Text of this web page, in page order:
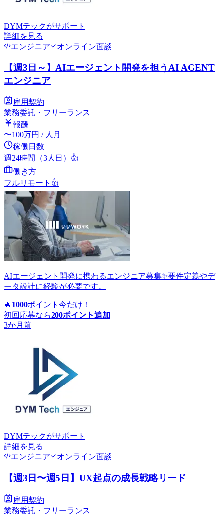
DYMテックがサポート
詳細を見る
エンジニア
オンライン面談
【週3日～】AIエージェント開発を担うAI AGENT
エンジニア
雇用契約
業務委託・フリーランス
報酬
〜100万円 / 人月
稼働日数
週24時間（3人日） 👍
働き方
フルリモート 👍
AIエージェント開発に携わるエンジニア募集✨要件定義やデ
ータ設計に経験が必要です。
🔥 1000ポイント 今だけ！
初回応募なら200ポイント追加
3か月前
DYMテックがサポート
詳細を見る
エンジニア
オンライン面談
【週3日〜週5日】UX起点の成長戦略リード
雇用契約
業務委託・フリーランス